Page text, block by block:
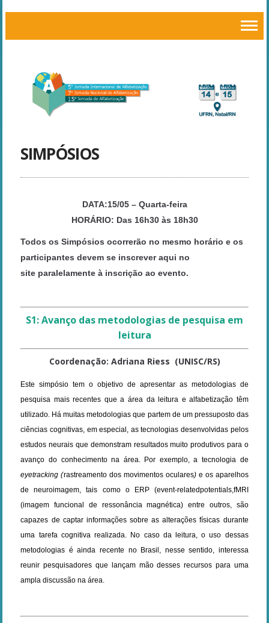
SIMPÓSIOS
DATA:15/05 – Quarta-feira
HORÁRIO: Das 16h30 às 18h30
Todos os Simpósios ocorrerão no mesmo horário e os
participantes devem se inscrever aqui no
site paralelamente à inscrição ao evento.
S1: Avanço das metodologias de pesquisa em
leitura
Coordenação: Adriana Riess (UNISC/RS)
Este simpósio tem o objetivo de apresentar as metodologias de
pesquisa mais recentes que a área da leitura e alfabetização têm
utilizado. Há muitas metodologias que partem de um pressuposto das
ciências cognitivas, em especial, as tecnologias desenvolvidas pelos
estudos neurais que demonstram resultados muito produtivos para o
avanço do conhecimento na área. Por exemplo, a tecnologia de
eyetracking (rastreamento dos movimentos oculares)e os aparelhos
de neuroimagem, tais como o ERP (event-relatedpotentials,fMRI
(imagem funcional de ressonância magnética) entre outros, são
capazes de captar informações sobre as alterações físicas durante
uma tarefa cognitiva realizada. No caso da leitura, o uso dessas
metodologias é ainda recente no Brasil, nesse sentido, interessa
reunir pesquisadores que lançam mão desses recursos para uma
ampla discussão na área.